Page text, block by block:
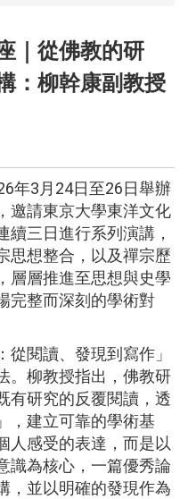
｜從佛教的研
：柳幹康副教授
年3月24日至26日舉辦
邀請東京大學東洋文化
三日進行系列演講，
思想整合，以及禪宗歷
層層推進至思想與史學
完整而深刻的學術對
閱讀、發現到寫作」
。柳教授指出，佛教研
有研究的反覆閱讀，透
，建立可靠的學術基
人感受的表達，而是以
識為核心，一篇優秀論
，並以明確的發現作為